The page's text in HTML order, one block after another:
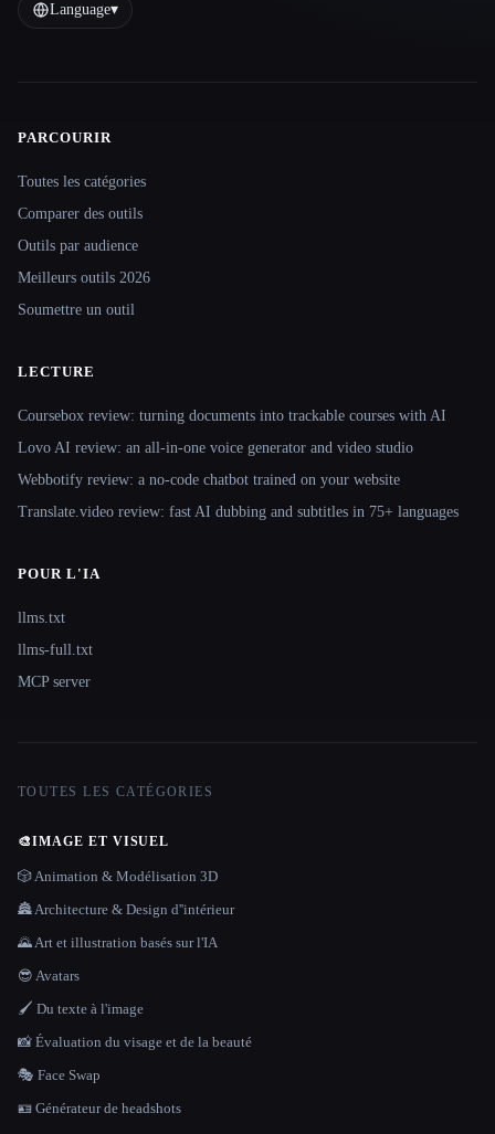
Language▾
Site navigation
PARCOURIR
Toutes les catégories
Comparer des outils
Outils par audience
Meilleurs outils 2026
Soumettre un outil
LECTURE
Coursebox review: turning documents into trackable courses with AI
Lovo AI review: an all-in-one voice generator and video studio
Webbotify review: a no-code chatbot trained on your website
Translate.video review: fast AI dubbing and subtitles in 75+ languages
POUR L'IA
llms.txt
llms-full.txt
MCP server
TOUTES LES CATÉGORIES
🎨IMAGE ET VISUEL
🎲 Animation & Modélisation 3D
🏯 Architecture & Design d''intérieur
🌄 Art et illustration basés sur l'IA
😎 Avatars
🖌️ Du texte à l'image
📸 Évaluation du visage et de la beauté
🎭 Face Swap
🪪 Générateur de headshots